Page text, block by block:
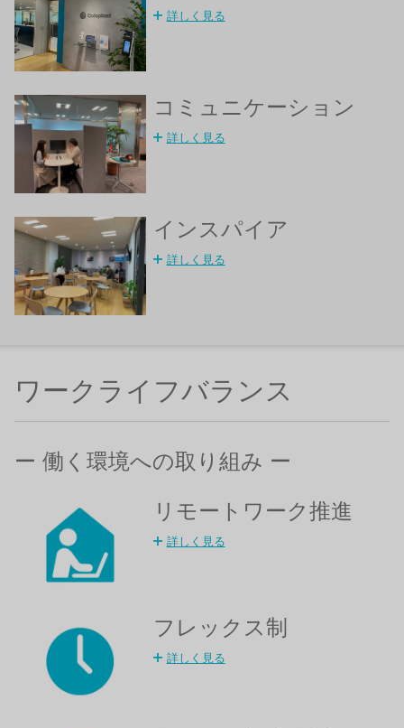
詳しく見る
コミュニケーション
詳しく見る
インスパイア
詳しく見る
ワークライフバランス
ー 働く環境への取り組み ー
リモートワーク推進
詳しく見る
フレックス制
詳しく見る